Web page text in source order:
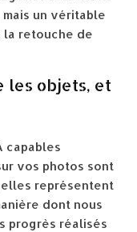
un véritable
retouche de
les objets, et
capables
vos photos sont
elles représentent
dont nous
progrès réalisés